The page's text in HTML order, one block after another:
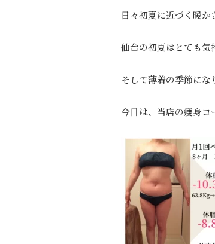
日々初夏に近づく暖か
仙台の初夏はとても気
そして薄着の季節に
今日は、当店の痩身コ